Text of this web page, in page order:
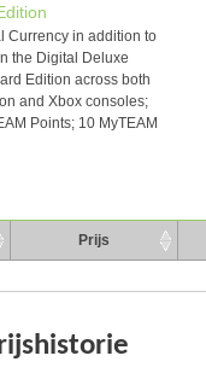
Currency in addition to
the Digital Deluxe
Edition across both
and Xbox consoles;
Points; 10 MyTEAM
Prijs